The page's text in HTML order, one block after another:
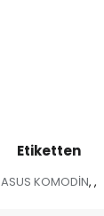
Etiketten
ASUS KOMODİN, ,